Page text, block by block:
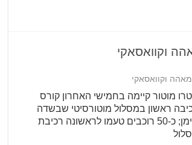
מוטור קיימה בחמישי האחרון קורס
ראשון במסלול מוטורסיטי שבשדה
תימן; כ-50 רוכבים טעמו לראשונה רכיבת